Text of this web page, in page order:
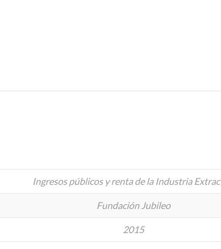
Ingresos públicos y renta de la Industria
Fundación Jubileo
2015